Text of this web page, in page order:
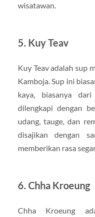
wisatawan.
5. Kuy Teav
Kuy Teav adalah sup
Kamboja. Sup ini
kaya, biasanya
dilengkapi dengan
udang, tauge, dan
disajikan dengan
memberikan rasa
6. Chha Kroeung
Chha Kroeung